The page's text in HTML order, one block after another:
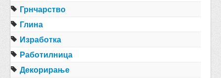
Грнчарство
Глина
Изработка
Работилница
Декорирање